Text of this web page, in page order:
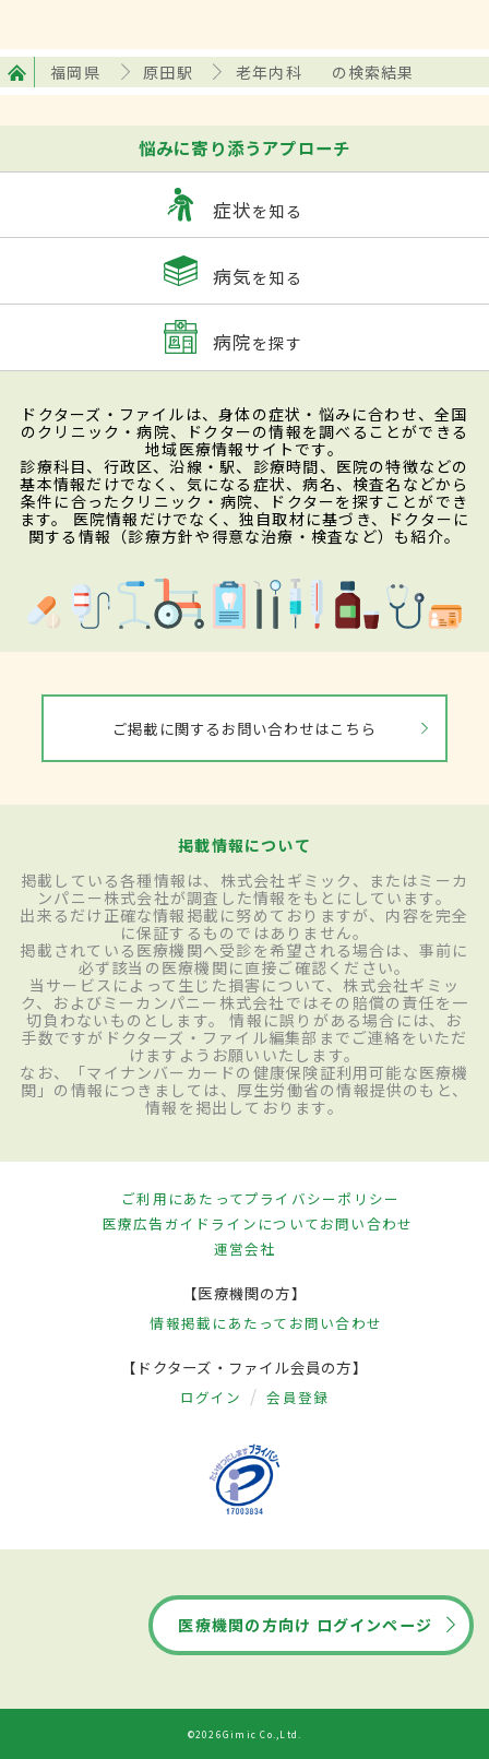
福岡県 原田駅 老年内科 の検索結果
悩みに寄り添うアプローチ
症状を知る
病気を知る
病院を探す
ドクターズ・ファイルは、身体の症状・悩みに合わせ、全国
のクリニック・病院、ドクターの情報を調べることができる
地域医療情報サイトです。
診療科目、行政区、沿線・駅、診療時間、医院の特徴などの
基本情報だけでなく、気になる症状、病名、検査名などから
条件に合ったクリニック・病院、ドクターを探すことができ
ます。 医院情報だけでなく、独自取材に基づき、ドクターに
関する情報（診療方針や得意な治療・検査など）も紹介。
ご掲載に関するお問い合わせはこちら
掲載情報について
掲載している各種情報は、株式会社ギミック、またはミーカ
ンパニー株式会社が調査した情報をもとにしています。
出来るだけ正確な情報掲載に努めておりますが、内容を完全
に保証するものではありません。
掲載されている医療機関へ受診を希望される場合は、事前に
必ず該当の医療機関に直接ご確認ください。
当サービスによって生じた損害について、株式会社ギミッ
ク、およびミーカンパニー株式会社ではその賠償の責任を一
切負わないものとします。 情報に誤りがある場合には、お
手数ですがドクターズ・ファイル編集部までご連絡をいただ
けますようお願いいたします。
なお、「マイナンバーカードの健康保険証利用可能な医療機
関」の情報につきましては、厚生労働省の情報提供のもと、
情報を掲出しております。
ご利用にあたってプライバシーポリシー
医療広告ガイドラインについてお問い合わせ
運営会社
【医療機関の方】
情報掲載にあたって お問い合わせ
【ドクターズ・ファイル会員の方】
ログイン 会員登録
医療機関の方向け ログインページ
©2026Gimic Co.,Ltd.